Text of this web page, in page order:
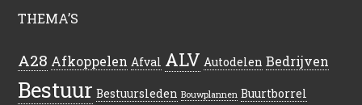
THEMA’S
A28 Afkoppelen Afval ALV Autodelen Bedrijven
Bestuur Bestuursleden Bouwplannen Buurtborrel